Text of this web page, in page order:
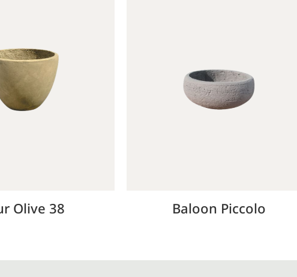
Olive 38 Baloon Piccolo